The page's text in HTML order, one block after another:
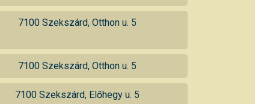
7100 Szekszárd, Otthon u. 5
7100 Szekszárd, Otthon u. 5
7100 Szekszárd, Előhegy u. 5